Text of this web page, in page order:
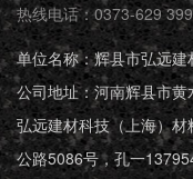
热线电话：0373-629
单位名称：辉县市弘远建
公司地址：河南辉县市
弘远建材科技（上海）
公路5086号，孔一